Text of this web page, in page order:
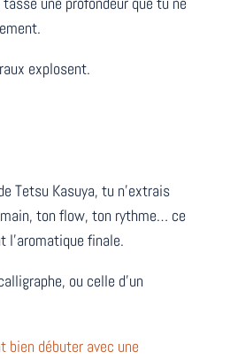
explosent.
Tetsu Kasuya, tu n’extrais
ton flow, ton rythme… ce
l’aromatique finale.
ou celle d’un
bien débuter avec une